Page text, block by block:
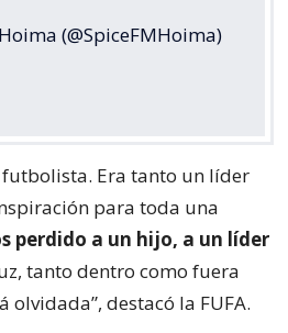
(@SpiceFMHoima)
futbolista. Era tanto un líder
para toda una
perdido a un hijo, a un líder
tanto dentro como fuera
olvidada”, destacó la FUFA.